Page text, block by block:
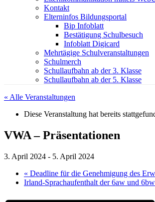
Kontakt
Elterninfos Bildungsportal
Bip Infoblatt
Bestätigung Schulbesuch
Infoblatt Digicard
Mehrtägige Schulveranstaltungen
Schulmerch
Schullaufbahn ab der 3. Klasse
Schullaufbahn ab der 5. Klasse
« Alle Veranstaltungen
Diese Veranstaltung hat bereits
VWA – Präsentationen
3. April 2024 - 5. April 2024
« Deadline für die Genehmigung des
Irland-Sprachaufenthalt der 6aw und 6bw